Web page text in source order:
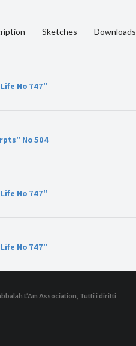
Sketches Downloads
No 747"
No 504
No 747"
No 747"
L’Am Association, Tutti i diritti